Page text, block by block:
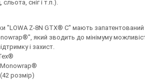
сніг і т.п.).
"LOWA Z-8N GTX® C" мають
який зводить до мінімуму
і захист.
розмір)